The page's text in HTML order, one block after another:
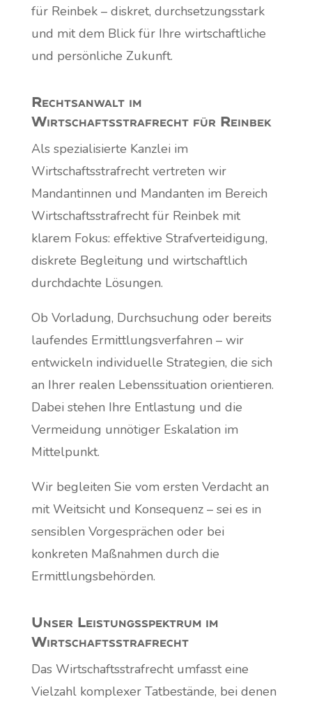
für Reinbek – diskret, durchsetzungsstark
und mit dem Blick für Ihre wirtschaftliche
und persönliche Zukunft.
Rechtsanwalt im
Wirtschaftsstrafrecht für Reinbek
Als spezialisierte Kanzlei im
Wirtschaftsstrafrecht vertreten wir
Mandantinnen und Mandanten im Bereich
Wirtschaftsstrafrecht für Reinbek mit
klarem Fokus: effektive Strafverteidigung,
diskrete Begleitung und wirtschaftlich
durchdachte Lösungen.
Ob Vorladung, Durchsuchung oder bereits
laufendes Ermittlungsverfahren – wir
entwickeln individuelle Strategien, die sich
an Ihrer realen Lebenssituation orientieren.
Dabei stehen Ihre Entlastung und die
Vermeidung unnötiger Eskalation im
Mittelpunkt.
Wir begleiten Sie vom ersten Verdacht an
mit Weitsicht und Konsequenz – sei es in
sensiblen Vorgesprächen oder bei
konkreten Maßnahmen durch die
Ermittlungsbehörden.
Unser Leistungsspektrum im
Wirtschafts­strafrecht
Das Wirtschaftsstrafrecht umfasst eine
Vielzahl komplexer Tatbestände, bei denen